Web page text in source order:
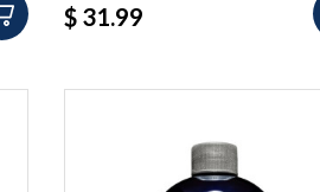
Precio
$ 31.99